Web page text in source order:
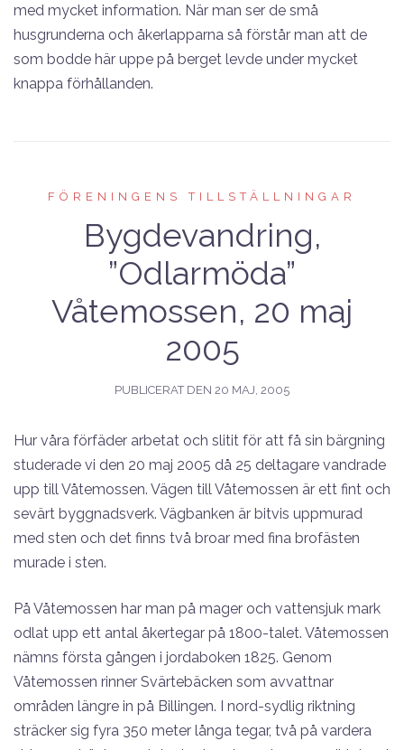
med mycket information. När man ser de små
husgrunderna och åkerlapparna så förstår man att de
som bodde här uppe på berget levde under mycket
knappa förhållanden.
FÖRENINGENS TILLSTÄLLNINGAR
Bygdevandring,
”Odlarmöda”
Våtemossen, 20 maj
2005
PUBLICERAT DEN 20 MAJ, 2005
Hur våra förfäder arbetat och slitit för att få sin bärgning
studerade vi den 20 maj 2005 då 25 deltagare vandrade
upp till Våtemossen. Vägen till Våtemossen är ett fint och
sevärt byggnadsverk. Vägbanken är bitvis uppmurad
med sten och det finns två broar med fina brofästen
murade i sten.
På Våtemossen har man på mager och vattensjuk mark
odlat upp ett antal åkertegar på 1800-talet. Våtemossen
nämns första gången i jordaboken 1825. Genom
Våtemossen rinner Svärtebäcken som avvattnar
områden längre in på Billingen. I nord-sydlig riktning
sträcker sig fyra 350 meter långa tegar, två på vardera